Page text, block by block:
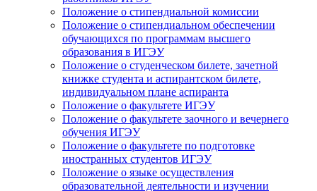
Положение о стипендиальной комиссии
Положение о стипендиальном обеспечении
обучающихся по программам высшего
образования в ИГЭУ
Положение о студенческом билете, зачетной
книжке студента и аспирантском билете,
индивидуальном плане аспиранта
Положение о факультете ИГЭУ
Положение о факультете заочного и вечернего
обучения ИГЭУ
Положение о факультете по подготовке
иностранных студентов ИГЭУ
Положение о языке осуществления
образовательной деятельности и изучении